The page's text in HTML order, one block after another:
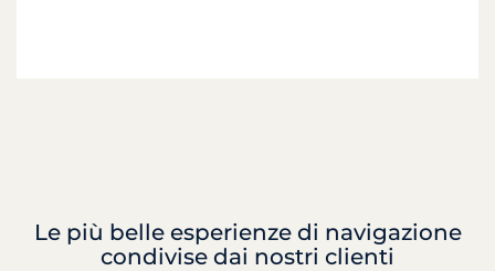
Le più belle esperienze di navigazione
condivise dai nostri clienti